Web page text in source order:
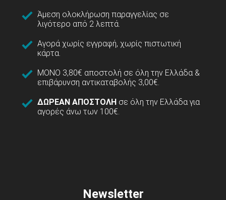
Άμεση ολοκλήρωση παραγγελίας σε
λιγότερο από 2 λεπτά.
Αγορά χωρίς εγγραφή, χωρίς πιστωτική
κάρτα.
ΜΟΝΟ 3,80€ αποστολή σε όλη την Ελλάδα &
επιβάρυνση αντικαταβολής 3,00€.
ΔΩΡΕΑΝ ΑΠΟΣΤΟΛΗ σε όλη την Ελλάδα για
αγορές άνω των 100€.
Newsletter